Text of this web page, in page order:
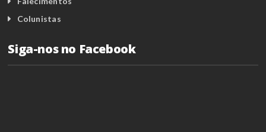
Colunistas
Siga-nos no Facebook